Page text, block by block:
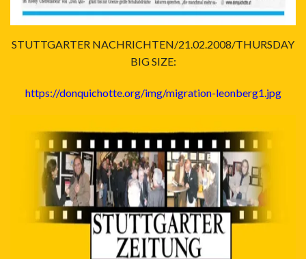
STUTTGARTER NACHRICHTEN/21.02.2008/THURSDAY
BIG SIZE:
https://donquichotte.org/img/migration-leonberg1.jpg